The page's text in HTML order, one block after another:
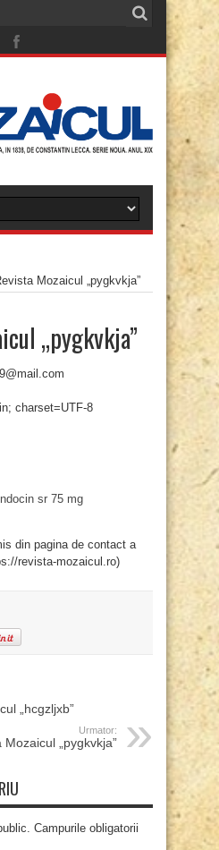
Mozaicul „pygkvkja”
„pygkvkja”
charset=UTF-8
sr 75 mg
din pagina de contact a
revista-mozaicul.ro)
„hcgzljxb”
Urmator:
Mozaicul „pygkvkja”
Campurile obligatorii